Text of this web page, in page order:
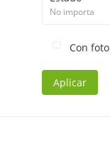
No importa
Con foto
Aplicar